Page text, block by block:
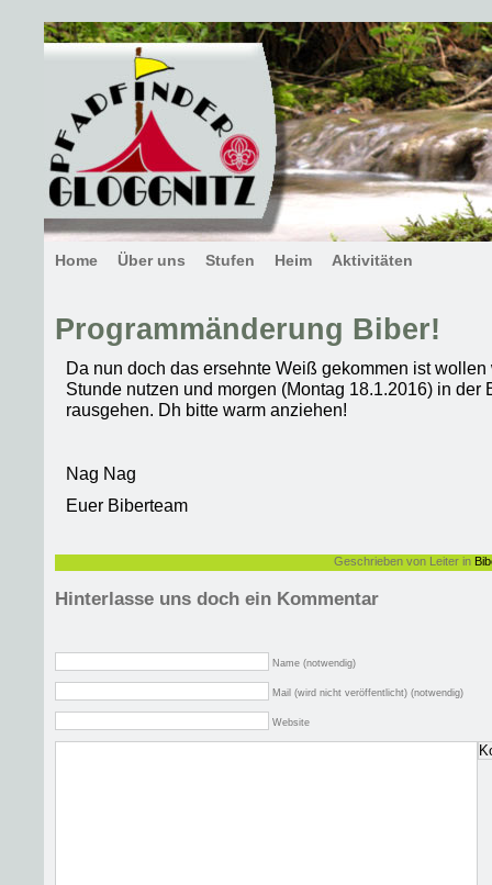
Home Über uns Stufen Heim Aktivitäten
Programmänderung Biber!
Da nun doch das ersehnte Weiß gekommen ist wollen
Stunde nutzen und morgen (Montag 18.1.2016) in der
rausgehen. Dh bitte warm anziehen!
Nag Nag
Euer Biberteam
Geschrieben von Leiter in
Hinterlasse uns doch ein Kommentar
Name (notwendig)
Mail (wird nicht veröffentlicht) (notwendig)
Website